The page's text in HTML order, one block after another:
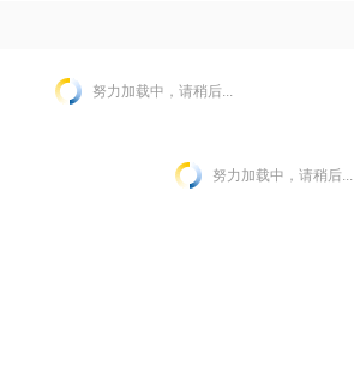
努力加载中，请稍后...
努力加载中，请稍后...